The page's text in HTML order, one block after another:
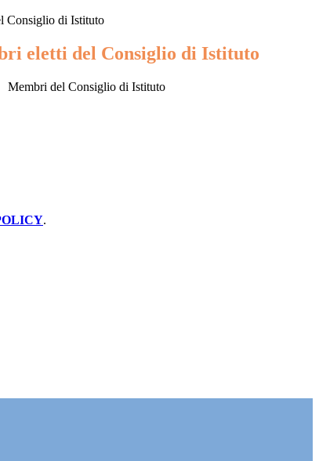
Consiglio di Istituto
eletti del Consiglio di Istituto
Membri del Consiglio di Istituto
.